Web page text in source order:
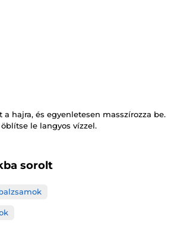
hajra, és egyenletesen masszírozza be.
le langyos vízzel.
sorolt